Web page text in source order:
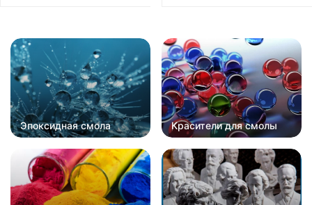
Эпоксидная смола Красители для смолы